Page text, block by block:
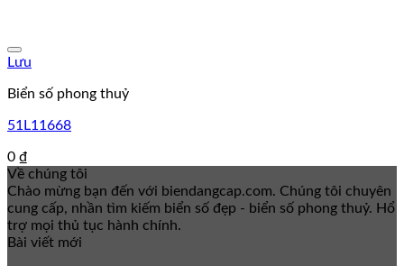
Lưu
Biển số phong thuỷ
51L11668
0 ₫
Về chúng tôi
Chào mừng bạn đến với biendangcap.com. Chúng tôi chuyên
cung cấp, nhần tìm kiếm biển số đẹp - biển số phong thuỷ. Hổ
trợ mọi thủ tục hành chính.
Bài viết mới